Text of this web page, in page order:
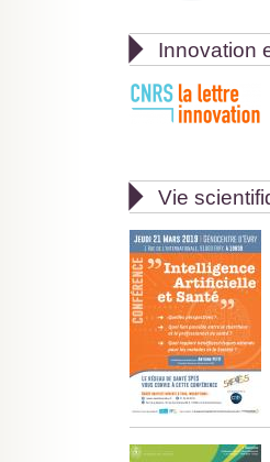
 Innovation
 Vie